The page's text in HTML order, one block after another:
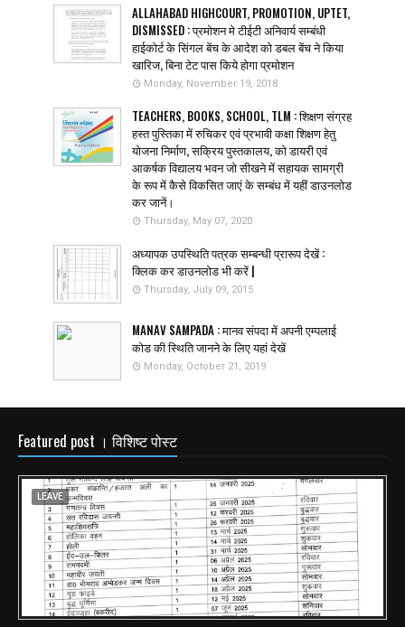
ALLAHABAD HIGHCOURT, PROMOTION, UPTET,
DISMISSED : प्रमोशन मे टीईटी अनिवार्य सम्बंधी
हाईकोर्ट के सिंगल बेंच के आदेश को डबल बेंच ने किया
खारिज, बिना टेट पास किये होगा प्रमोशन
Monday, November 19, 2018
TEACHERS, BOOKS, SCHOOL, TLM : शिक्षण संग्रह
हस्त पुस्तिका में रुचिकर एवं प्रभावी कक्षा शिक्षण हेतु
योजना निर्माण, सक्रिय पुस्तकालय, को डायरी एवं
आकर्षक विद्यालय भवन जो सीखने में सहायक सामग्री
के रूप में कैसे विकसित जाएं के सम्बंध में यहीं डाउनलोड
कर जानें।
Thursday, May 07, 2020
अध्यापक उपस्थिति पत्रक सम्बन्धी प्रारूप देखें :
क्लिक कर डाउनलोड भी करें |
Thursday, July 09, 2015
MANAV SAMPADA : मानव संपदा में अपनी एम्पलाई
कोड की स्थिति जानने के लिए यहां देखें
Monday, October 21, 2019
Featured post । विशिष्ट पोस्ट
LEAVE